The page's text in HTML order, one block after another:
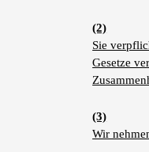
(2)
Sie
Gesetze
(3)
Wir